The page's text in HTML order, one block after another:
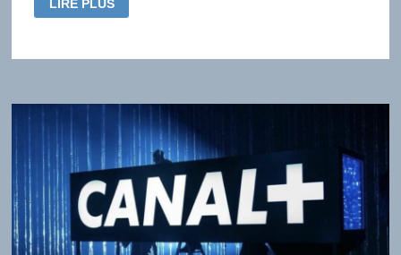
CONVENTIONS
AMAZON,
DU
LION
LA
FICTION,
FLUX
INCLUS
LIRE PLUS